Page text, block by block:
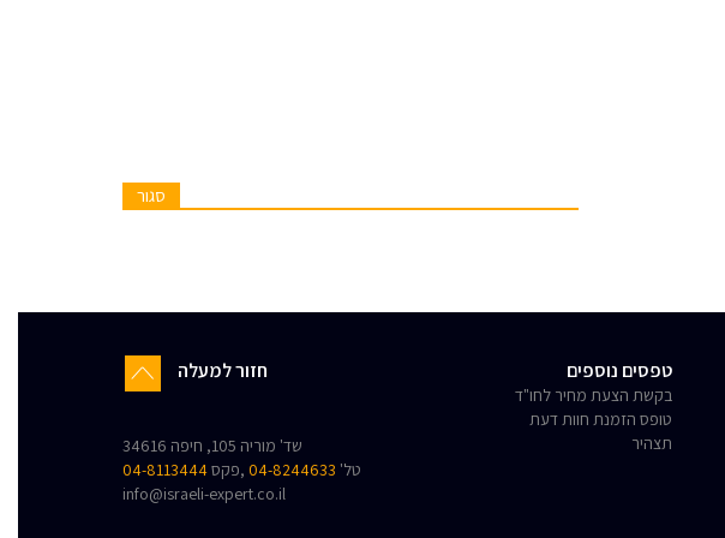
סגור
טפסים נוספים
בקשת הצעת מחיר לחו"ד
טופס הזמנת חוות דעת
תצהיר
חזור למעלה
שד' מוריה 105, חיפה 34616
טל' 04-8244633 ,פקס04-8113444
info@israeli-expert.co.il